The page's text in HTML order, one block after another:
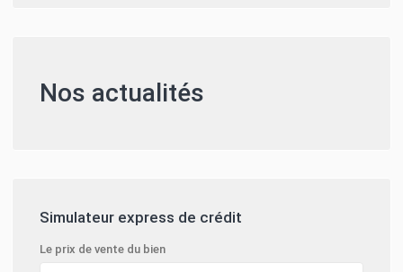
Nos actualités
Simulateur express de crédit
Le prix de vente du bien